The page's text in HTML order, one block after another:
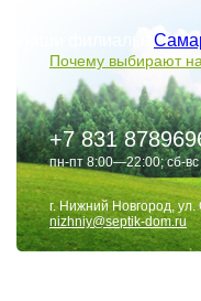
Почему выбирают
+7 831
пн-пт 8:00—22:00; сб-
г. Нижний Новгород,
nizhniy@septik-dom.ru